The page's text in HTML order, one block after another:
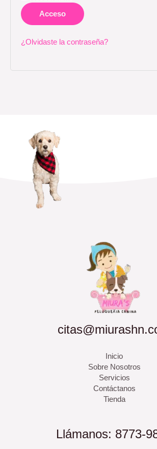
Acceso
¿Olvidaste la contraseña?
Inicio
Sobre Nosotros
Servicios
Contáctanos
Tienda
Llámanos: 8773-